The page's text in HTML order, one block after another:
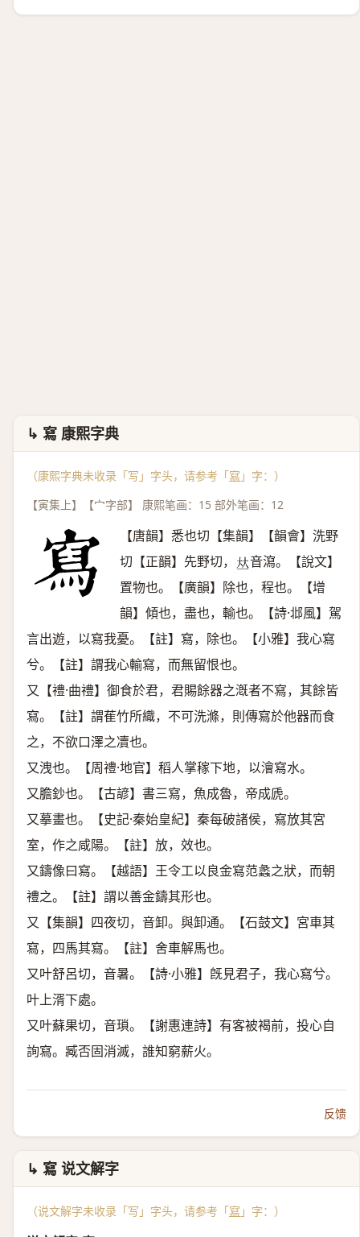
↳ 寫 康熙字典
（康熙字典未收录「写」字头，请参考「寫 」字：）
【寅集上】【宀字部】 康熙笔画：15 部外笔画：12
【唐韻】悉也切【集韻】【韻會】洗野
切【正韻】先野切， 𠀤音瀉。【說文】
置物也。【廣韻】除也，程也。【增
韻】傾也，盡也，輸也。【詩·邶風】駕
言出遊，以寫我憂。【註】寫，除也。【小雅】我心寫
兮。【註】謂我心輸寫，而無留恨也。
又【禮·曲禮】御食於君，君賜餘器之漑者不寫，其餘皆
寫。【註】謂萑竹所織，不可洗滌，則傳寫於他器而食
之，不欲口澤之凟也。
又洩也。【周禮·地官】稻人掌稼下地，以澮寫水。
又膽鈔也。【古諺】書三寫，魚成魯，帝成虒。
又摹畫也。【史記·秦始皇紀】秦每破諸侯，寫放其宮
室，作之咸陽。【註】放，效也。
又鑄像曰寫。【越語】王令工以良金寫范蠡之狀，而朝
禮之。【註】謂以善金鑄其形也。
又【集韻】四夜切，音卸。與卸通。【石鼓文】宮車其
寫，四馬其寫。【註】舍車解馬也。
又叶舒呂切，音暑。【詩·小雅】旣見君子，我心寫兮。
叶上湑下處。
又叶蘇果切，音瑣。【謝惠連詩】有客被褐前，投心自
詢寫。臧否固消滅，誰知窮薪火。
反馈
↳ 寫 说文解字
（说文解字未收录「写」字头，请参考「寫 」字：）